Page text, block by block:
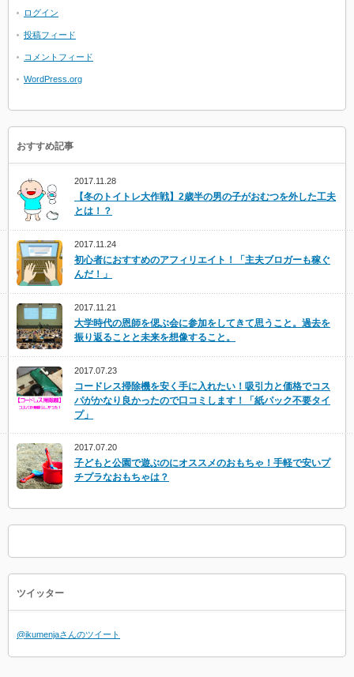
ログイン
投稿フィード
コメントフィード
WordPress.org
おすすめ記事
2017.11.28
【冬のトイトレ大作戦】2歳半の男の子がおむつを外した工夫
とは！？
2017.11.24
初心者におすすめのアフィリエイト！「主夫ブロガーも稼ぐ
んだ！」
2017.11.21
大学時代の恩師を偲ぶ会に参加をしてきて思うこと。過去を
振り返ることと未来を想像すること。
2017.07.23
コードレス掃除機を安く手に入れたい！吸引力と価格でコス
パがかなり良かったので口コミします！「紙パック不要タイ
プ」
2017.07.20
子どもと公園で遊ぶのにオススメのおもちゃ！手軽で安いプ
チプラなおもちゃは？
ツイッター
@ikumenjaさんのツイート